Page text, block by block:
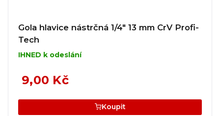
Gola hlavice nástrčná 1/4" 13 mm CrV Profi-
Tech
IHNED k odeslání
9,00 Kč
Koupit